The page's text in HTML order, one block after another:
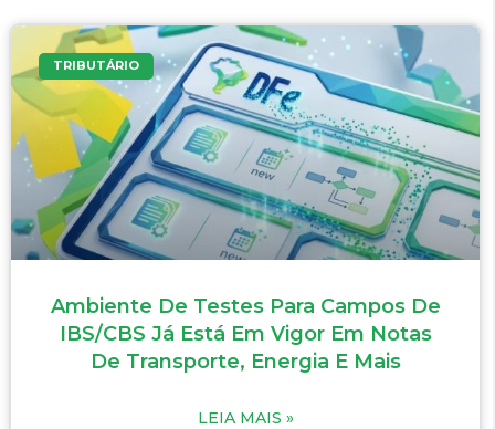
TRIBUTÁRIO
Ambiente De Testes Para Campos De
IBS/CBS Já Está Em Vigor Em Notas
De Transporte, Energia E Mais
LEIA MAIS »